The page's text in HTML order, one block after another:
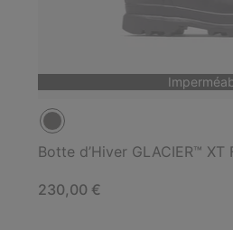
Botte d’Hiver GLACIER™ XT
Regular price:
230,00 €